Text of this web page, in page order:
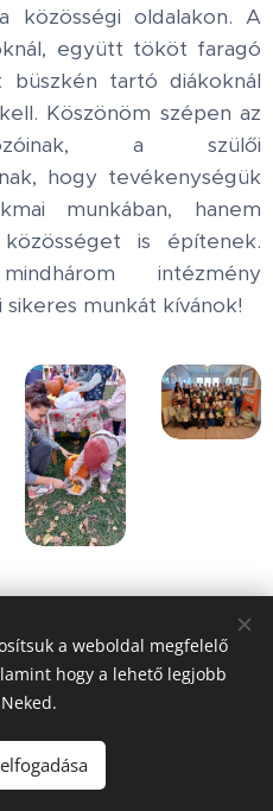
közösségi oldalakon. A
együtt tököt faragó
büszkén tartó diákoknál
Köszönöm szépen az
a szülői
hogy tevékenységük
munkában, hanem
is építenek.
intézmény
munkát kívánok!
Község Önkormányzata
tájékoztató
a weboldal megfelelő
hogy a lehető legjobb